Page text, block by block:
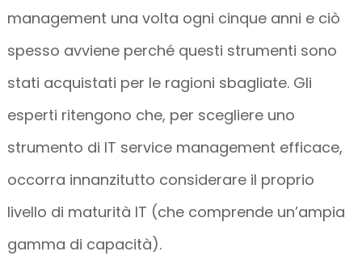
management una volta ogni cinque anni e ciò
spesso avviene perché questi strumenti sono
stati acquistati per le ragioni sbagliate. Gli
esperti ritengono che, per scegliere uno
strumento di IT service management efficace,
occorra innanzitutto considerare il proprio
livello di maturità IT (che comprende un’ampia
gamma di capacità).